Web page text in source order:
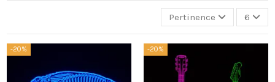
Pertinence 6
-20% -20%